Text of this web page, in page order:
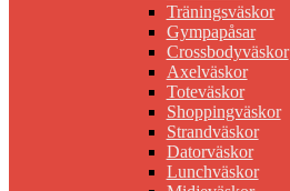
Träningsväskor
Gympapåsar
Crossbodyväskor
Axelväskor
Toteväskor
Shoppingväskor
Strandväskor
Datorväskor
Lunchväskor